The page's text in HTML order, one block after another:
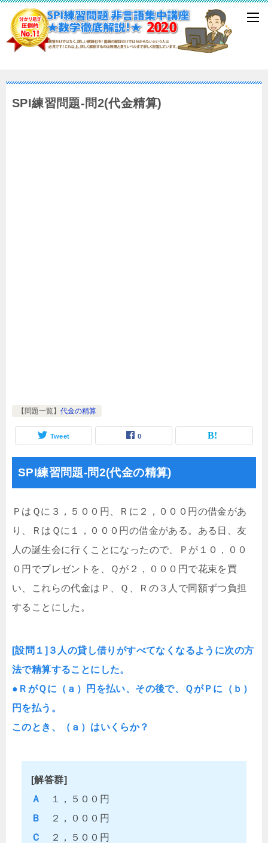
SPI練習問題-問2(代金精算)
【問題一覧】 代金の精算
Tweet 0
SPI練習問題-問2(代金の精算)
ＰはＱに３，５００円、Ｒに２，０００円の借金があ
り、ＲはＱに１，０００円の借金がある。ある日、友
人の誕生会に行くことになったので、Ｐが１０，００
０円でプレゼントを、Ｑが２，０００円で花束を買
い、これらの代金はＰ、Ｑ、Ｒの３人で同額ずつ負担
することにした。
[設問１]３人の貸し借りがすべてなくなるように次の方
法で精算することにした。
●ＲがＱに（ａ）円を払い、その後で、ＱがＰに（ｂ）
円を払う。
このとき、（ａ）はいくらか？
[解答群]
Ａ
１，５００円
Ｂ
２，０００円
Ｃ
２，５００円